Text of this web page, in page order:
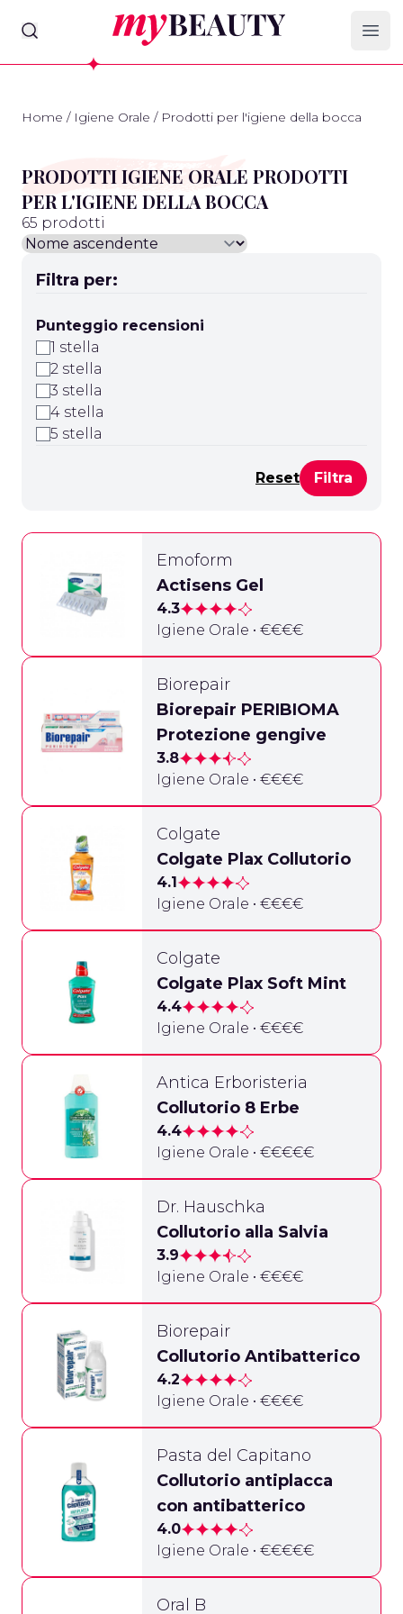
myBeauty
Home / Igiene Orale / Prodotti per l'igiene della bocca
PRODOTTI IGIENE ORALE PRODOTTI
PER L'IGIENE DELLA BOCCA
65 prodotti
Filtra per:
Punteggio recensioni
1 stella
2 stella
3 stella
4 stella
5 stella
Reset
Emoform
Actisens Gel
4.3
Igiene Orale • €€€€
Biorepair
Biorepair PERIBIOMA
Protezione gengive
3.8
Igiene Orale • €€€€
Colgate
Colgate Plax Collutorio
4.1
Igiene Orale • €€€€
Colgate
Colgate Plax Soft Mint
4.4
Igiene Orale • €€€€
Antica Erboristeria
Collutorio 8 Erbe
4.4
Igiene Orale • €€€€€
Dr. Hauschka
Collutorio alla Salvia
3.9
Igiene Orale • €€€€
Biorepair
Collutorio Antibatterico
4.2
Igiene Orale • €€€€
Pasta del Capitano
Collutorio antiplacca
con antibatterico
4.0
Igiene Orale • €€€€€
Oral B